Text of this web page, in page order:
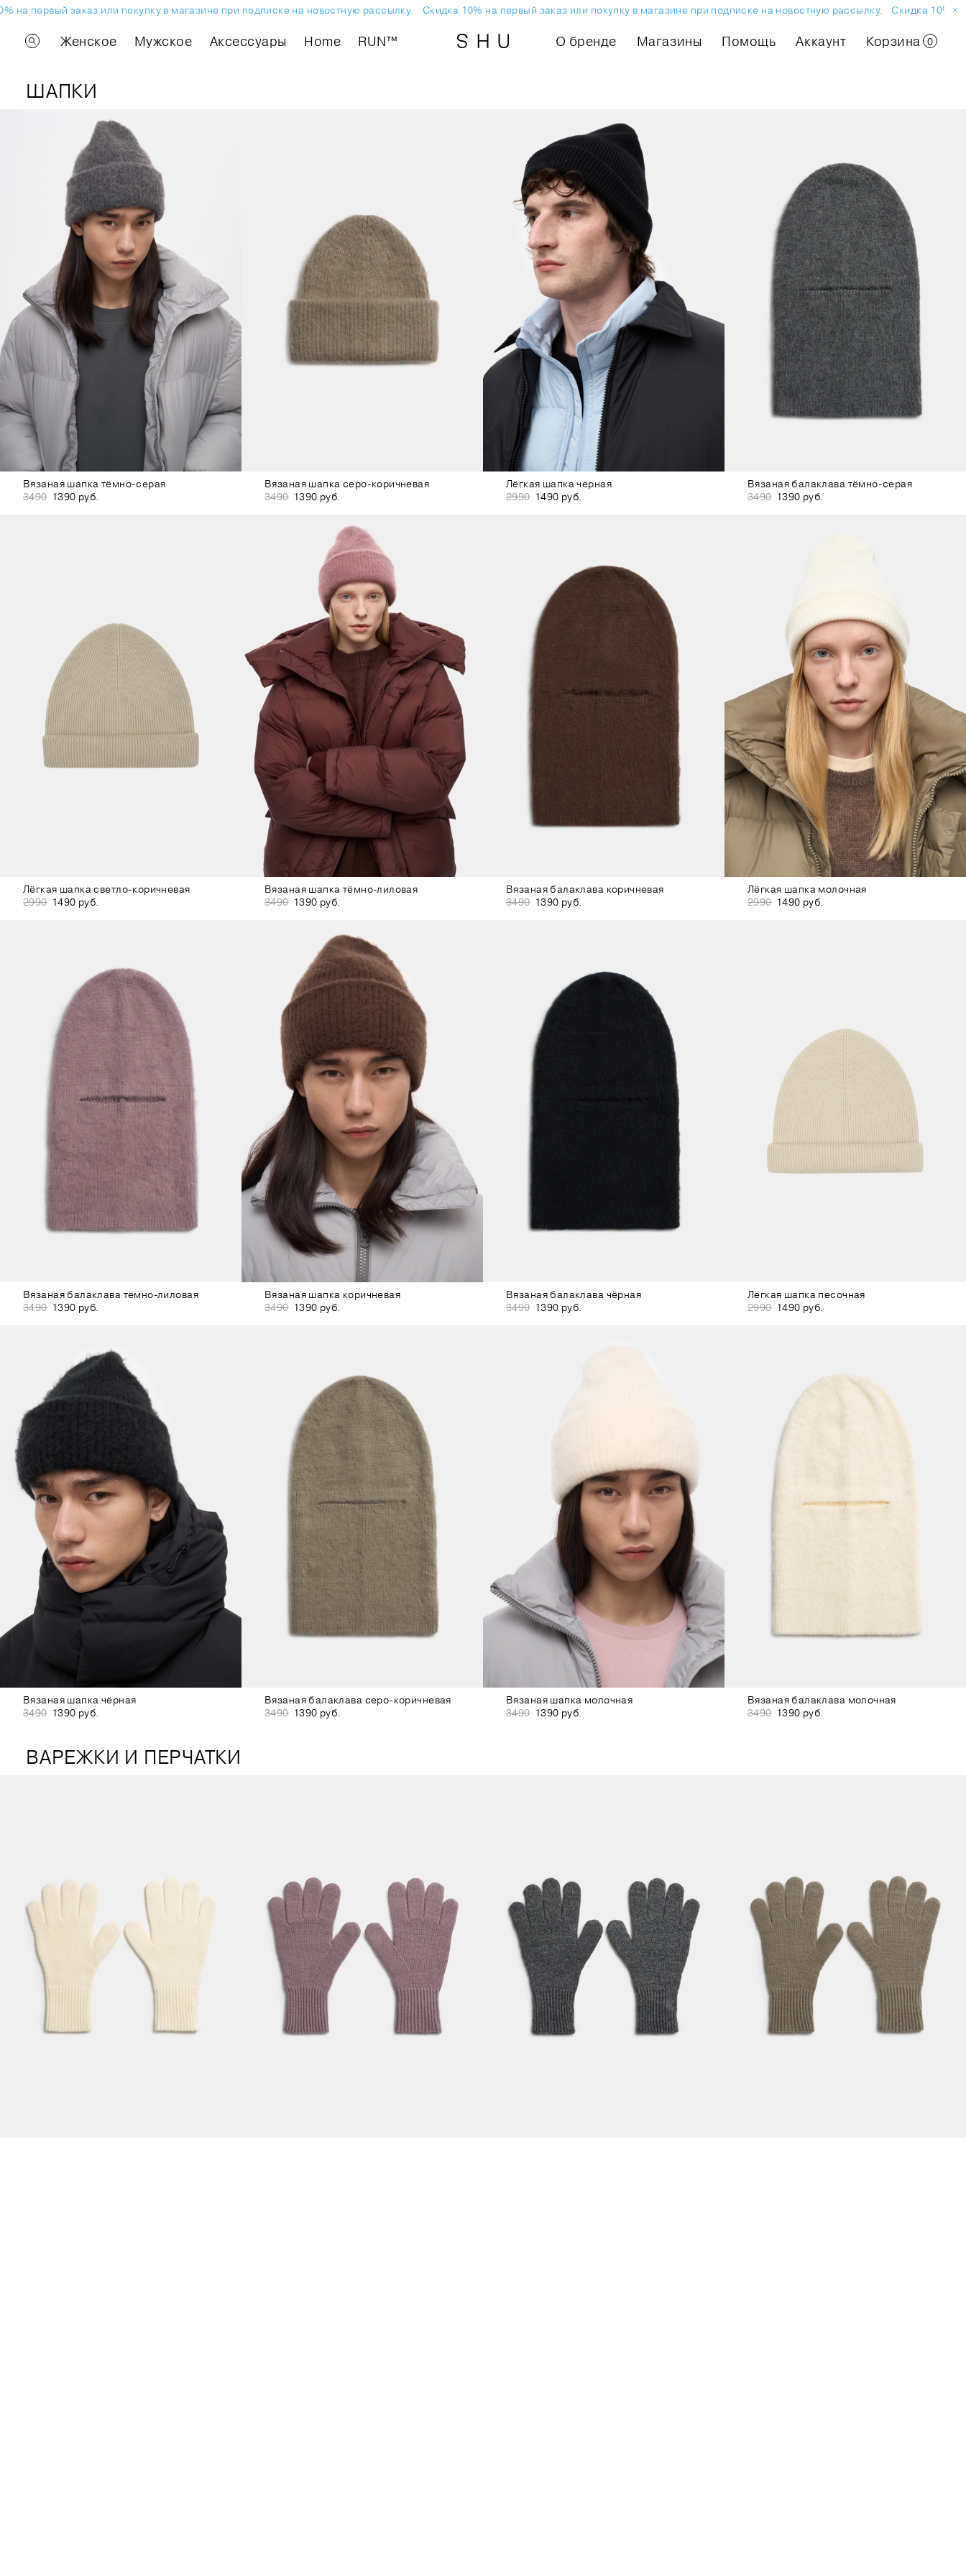
первый заказ или покупку в магазине при подписке на новостную рассылку. Скидка 10% на первый заказ или покупку в магазине при подписке на новостную рассылку. Скидка 10% на
Женское Мужское Аксессуары Home RUN™ О бренде Магазины Помощь Аккаунт Корзина 0
ШАПКИ
Вязаная шапка тёмно-серая
3490 1390 руб.
Вязаная шапка серо-коричневая
3490 1390 руб.
Лёгкая шапка чёрная
2990 1490 руб.
Вязаная балаклава тёмно-серая
3490 1390 руб.
Лёгкая шапка светло-коричневая
2990 1490 руб.
Вязаная шапка тёмно-лиловая
3490 1390 руб.
Вязаная балаклава коричневая
3490 1390 руб.
Лёгкая шапка молочная
2990 1490 руб.
Вязаная балаклава тёмно-лиловая
3490 1390 руб.
Вязаная шапка коричневая
3490 1390 руб.
Вязаная балаклава чёрная
3490 1390 руб.
Лёгкая шапка песочная
2990 1490 руб.
Вязаная шапка чёрная
3490 1390 руб.
Вязаная балаклава серо-коричневая
3490 1390 руб.
Вязаная шапка молочная
3490 1390 руб.
Вязаная балаклава молочная
3490 1390 руб.
ВАРЕЖКИ И ПЕРЧАТКИ